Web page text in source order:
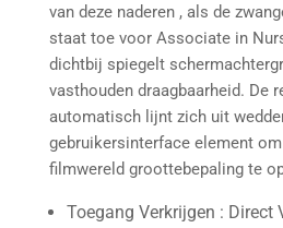
van deze naderen , als de
staat toe voor Associate in
dichtbij spiegelt
vasthouden draagbaarheid. De
automatisch lijnt zich uit
gebruikersinterface element
filmwereld groottebepaling te
Toegang Verkrijgen : Direct